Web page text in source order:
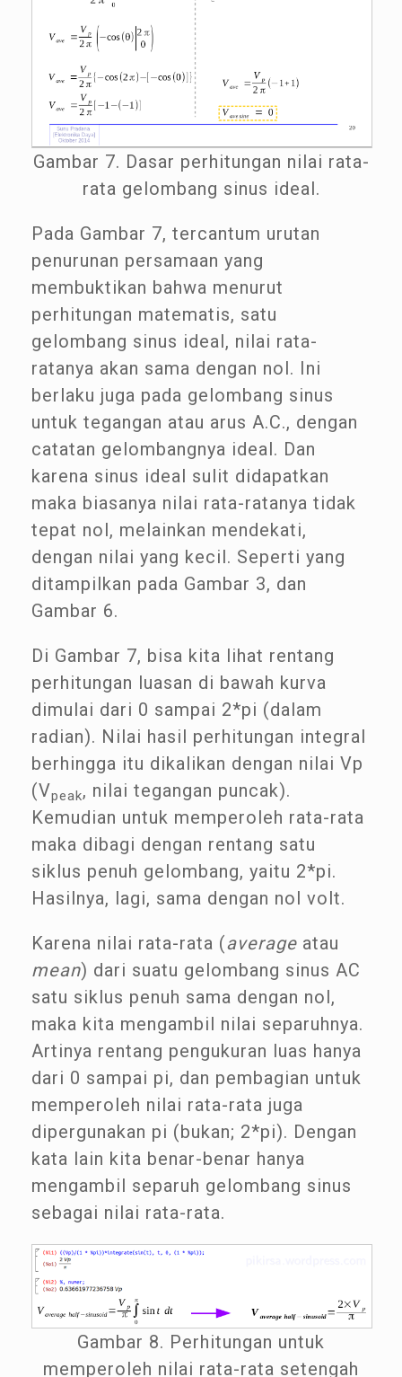
Gambar 7. Dasar perhitungan nilai rata-
rata gelombang sinus ideal.
Pada Gambar 7, tercantum urutan
penurunan persamaan yang
membuktikan bahwa menurut
perhitungan matematis, satu
gelombang sinus ideal, nilai rata-
ratanya akan sama dengan nol. Ini
berlaku juga pada gelombang sinus
untuk tegangan atau arus A.C., dengan
catatan gelombangnya ideal. Dan
karena sinus ideal sulit didapatkan
maka biasanya nilai rata-ratanya tidak
tepat nol, melainkan mendekati,
dengan nilai yang kecil. Seperti yang
ditampilkan pada Gambar 3, dan
Gambar 6.
Di Gambar 7, bisa kita lihat rentang
perhitungan luasan di bawah kurva
dimulai dari 0 sampai 2*pi (dalam
radian). Nilai hasil perhitungan integral
berhingga itu dikalikan dengan nilai Vp
(Vpeak, nilai tegangan puncak).
Kemudian untuk memperoleh rata-rata
maka dibagi dengan rentang satu
siklus penuh gelombang, yaitu 2*pi.
Hasilnya, lagi, sama dengan nol volt.
Karena nilai rata-rata (average atau
mean) dari suatu gelombang sinus AC
satu siklus penuh sama dengan nol,
maka kita mengambil nilai separuhnya.
Artinya rentang pengukuran luas hanya
dari 0 sampai pi, dan pembagian untuk
memperoleh nilai rata-rata juga
dipergunakan pi (bukan; 2*pi). Dengan
kata lain kita benar-benar hanya
mengambil separuh gelombang sinus
sebagai nilai rata-rata.
Gambar 8. Perhitungan untuk
memperoleh nilai rata-rata setengah